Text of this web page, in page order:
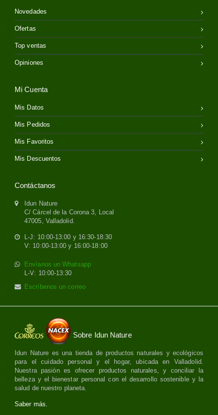
Novedades
Ofertas
Top ventas
Opiniones
Mi Cuenta
Mis Datos
Mis Pedidos
Mis Favoritos
Mis Descuentos
Contáctanos
Idun Nature
C/ Cárcel de la Corona 3, Local
47005, Valladolid.
L-J: 10:00-13:00 y 16:30-18:30
V: 10:00-13:00 y 16:00-18:00
Envíanos un Whatsapp
L-V: 10:00-13:30
Escríbenos un correo
Sobre Idun Nature
Idun Nature es una tienda de productos naturales y ecológicos
para el cuidado personal y el hogar, ubicada en Valladolid.
Nuestra pasión es ofrecer productos naturales, y conciliar la
belleza y el bienestar personal con el desarrollo sostenible y la
salud de nuestro planeta.
Saber más.